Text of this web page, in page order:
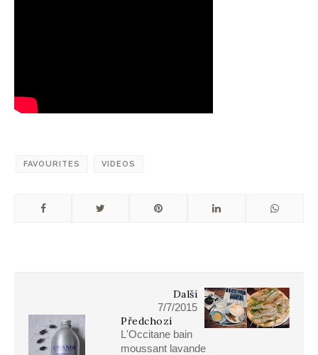
FAVOURITES VIDEOS
Další
7/7/2015
Předchozí
L'Occitane bain
moussant lavande